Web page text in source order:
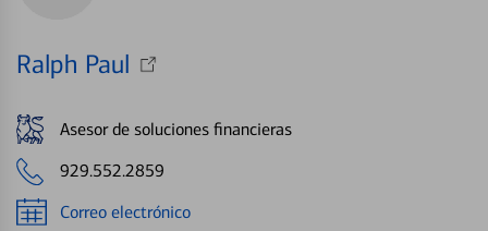
Ralph Paul
Asesor de soluciones financieras
929.552.2859
Correo electrónico